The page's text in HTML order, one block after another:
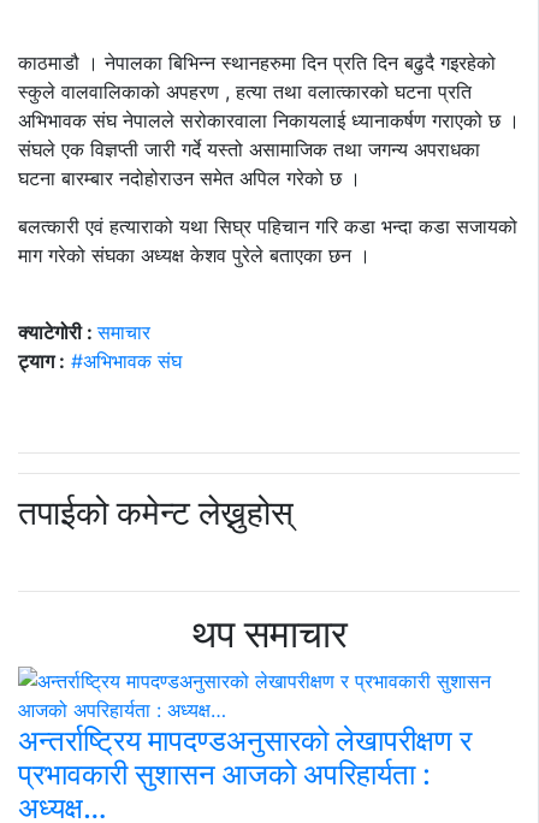
काठमाडौ । नेपालका बिभिन्न स्थानहरुमा दिन प्रति दिन बढुदै गइरहेको
स्कुले वालवालिकाको अपहरण , हत्या तथा वलात्कारको घटना प्रति
अभिभावक संघ नेपालले सरोकारवाला निकायलाई ध्यानाकर्षण गराएको छ ।
संघले एक विज्ञप्ती जारी गर्दे यस्तो असामाजिक तथा जगन्य अपराधका
घटना बारम्बार नदोहोराउन समेत अपिल गरेको छ ।
बलत्कारी एवं हत्याराको यथा सिघ्र पहिचान गरि कडा भन्दा कडा सजायको
माग गरेको संघका अध्यक्ष केशव पुरेले बताएका छन ।
क्याटेगोरी :समाचार
ट्याग : #अभिभावक संघ
तपाईको कमेन्ट लेख्नुहोस्
थप समाचार
अन्तर्राष्ट्रिय मापदण्डअनुसारको लेखापरीक्षण र
प्रभावकारी सुशासन आजको अपरिहार्यता :
अध्यक्ष…